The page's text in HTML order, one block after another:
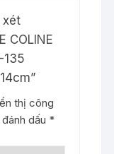
xét
COLINE
135
thị công
dấu *